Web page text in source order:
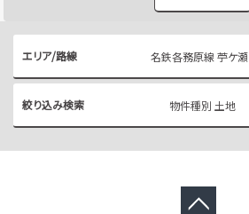
エリア/路線 名鉄各務原線 苧ケ瀬
絞り込み検索 物件種別 土地